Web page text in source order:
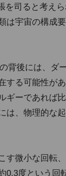
を司ると考え
は宇宙の構成
背後には、ダ
する可能性が
ギーであれば
は、物理的な
微小な回転
0.3度という回